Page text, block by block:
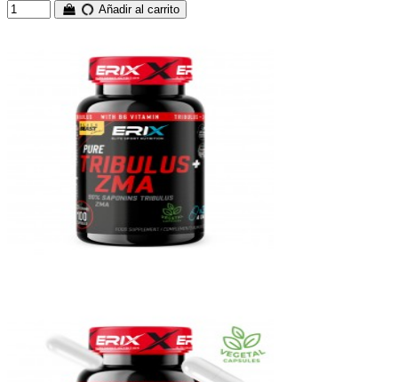
Añadir al carrito